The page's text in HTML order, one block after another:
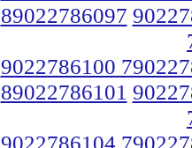
89022786097
9022786100
89022786101
9022786104